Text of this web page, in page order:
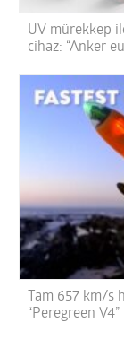
UV mürekkep
cihaz: “Anker
Tam 657 km/s
“Peregreen V4”